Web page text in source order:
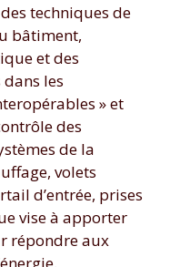
techniques de
bâtiment,
et des
les
» et
des
de la
volets
d’entrée, prises
vise à apporter
répondre aux